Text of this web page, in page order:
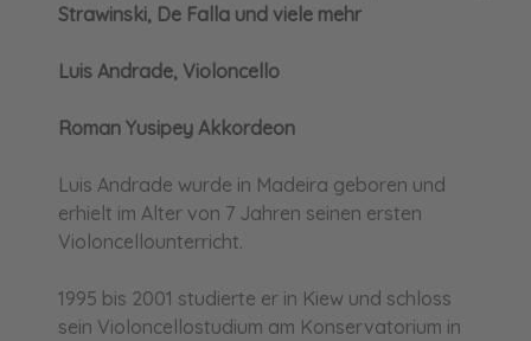
Strawinski, De Falla und viele mehr
Luis Andrade, Violoncello
Roman Yusipey Akkordeon
Luis Andrade wurde in Madeira geboren und
erhielt im Alter von 7 Jahren seinen ersten
Violoncellounterricht.
1995 bis 2001 studierte er in Kiew und schloss
sein Violoncellostudium am Konservatorium in